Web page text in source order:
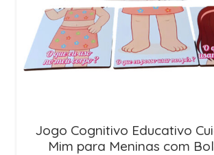
Jogo Cognitivo Educativo
Mim para Meninas com